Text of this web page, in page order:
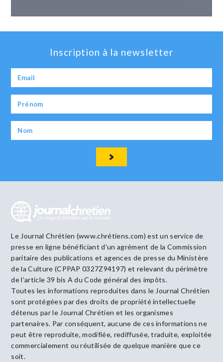
Inscription à la newsletter
Le Journal Chrétien (www.chrétiens.com) est un service de
presse en ligne bénéficiant d’un agrément de la Commission
paritaire des publications et agences de presse du Ministère
de la Culture (CPPAP 0327Z94197) et relevant du périmètre
de l’article 39 bis A du Code général des impôts.
Toutes les informations reproduites dans le Journal Chrétien
sont protégées par des droits de propriété intellectuelle
détenus par le Journal Chrétien et les organismes
partenaires. Par conséquent, aucune de ces informations ne
peut être reproduite, modifiée, rediffusée, traduite, exploitée
commercialement ou réutilisée de quelque manière que ce
soit.